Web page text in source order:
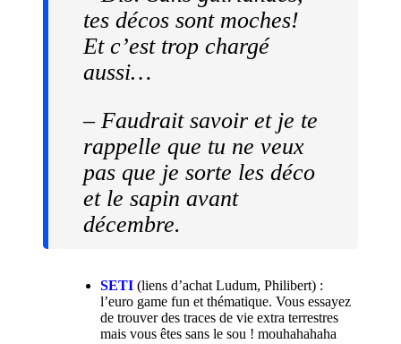
tes décos sont moches!
Et c’est trop chargé
aussi…
– Faudrait savoir et je te
rappelle que tu ne veux
pas que je sorte les déco
et le sapin avant
décembre.
SETI (liens d’achat Ludum, Philibert) :
l’euro game fun et thématique. Vous essayez
de trouver des traces de vie extra terrestres
mais vous êtes sans le sou ! mouhahahaha